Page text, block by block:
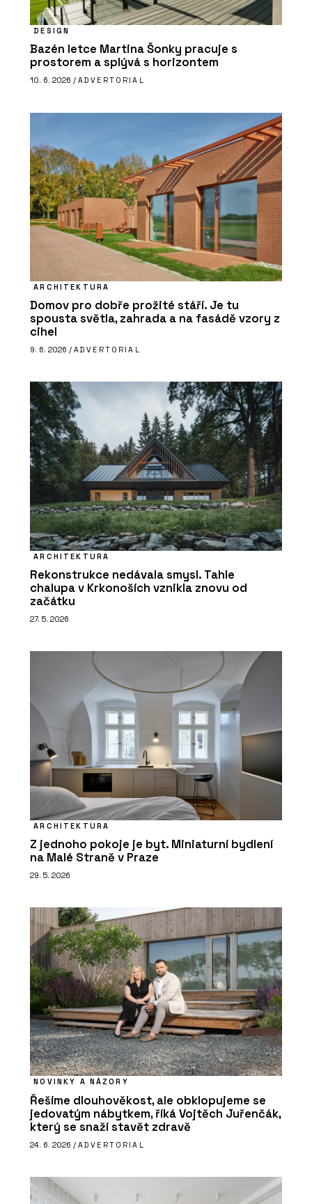
DESIGN
Bazén letce Martina Šonky pracuje s
prostorem a splývá s horizontem
10. 6. 2026 / ADVERTORIAL
ARCHITEKTURA
Domov pro dobře prožité stáří. Je tu
spousta světla, zahrada a na fasádě vzory z
cihel
9. 6. 2026 / ADVERTORIAL
ARCHITEKTURA
Rekonstrukce nedávala smysl. Tahle
chalupa v Krkonoších vznikla znovu od
začátku
27. 5. 2026
ARCHITEKTURA
Z jednoho pokoje je byt. Miniaturní bydlení
na Malé Straně v Praze
29. 5. 2026
NOVINKY A NÁZORY
Řešíme dlouhověkost, ale obklopujeme se
jedovatým nábytkem, říká Vojtěch Juřenčák,
který se snaží stavět zdravě
24. 6. 2026 / ADVERTORIAL